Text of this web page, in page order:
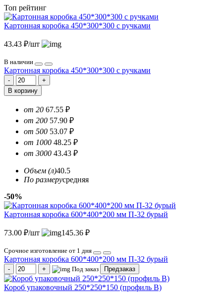
Топ рейтинг
Картонная коробка 450*300*300 с ручками
43.43 ₽/шт
В наличии
Картонная коробка 450*300*300 с ручками
В корзину
от 20 67.55 ₽
от 200 57.90 ₽
от 500 53.07 ₽
от 1000 48.25 ₽
от 3000 43.43 ₽
Объем (л)40.5
По размерусредняя
-50%
Картонная коробка 600*400*200 мм П-32 бурый
73.00 ₽/шт 145.36 ₽
Срочное изготовление от 1 дня
Картонная коробка 600*400*200 мм П-32 бурый
Под заказ Предзаказ
Короб упаковочный 250*250*150 (профиль B)